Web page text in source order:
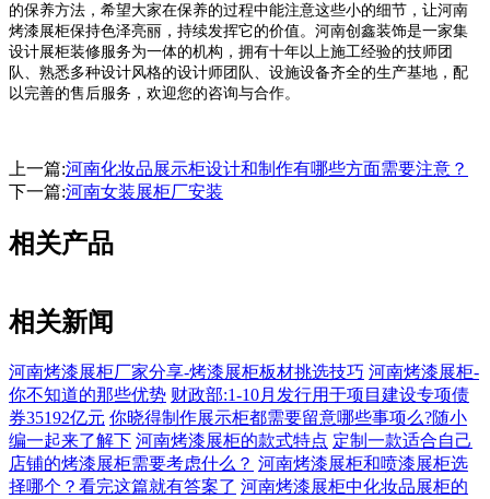
的保养方法，希望大家在保养的过程中能注意这些小的细节，让河南
烤漆展柜保持色泽亮丽，持续发挥它的价值。河南创鑫装饰是一家集
设计展柜装修服务为一体的机构，拥有十年以上施工经验的技师团
队、熟悉多种设计风格的设计师团队、设施设备齐全的生产基地，配
以完善的售后服务，欢迎您的咨询与合作。
上一篇:河南化妆品展示柜设计和制作有哪些方面需要注意？
下一篇:河南女装展柜厂安装
相关产品
相关新闻
河南烤漆展柜厂家分享-烤漆展柜板材挑选技巧 河南烤漆展柜-
你不知道的那些优势 财政部:1-10月发行用于项目建设专项债
券35192亿元 你晓得制作展示柜都需要留意哪些事项么?随小
编一起来了解下 河南烤漆展柜的款式特点 定制一款适合自己
店铺的烤漆展柜需要考虑什么？ 河南烤漆展柜和喷漆展柜选
择哪个？看完这篇就有答案了 河南烤漆展柜中化妆品展柜的